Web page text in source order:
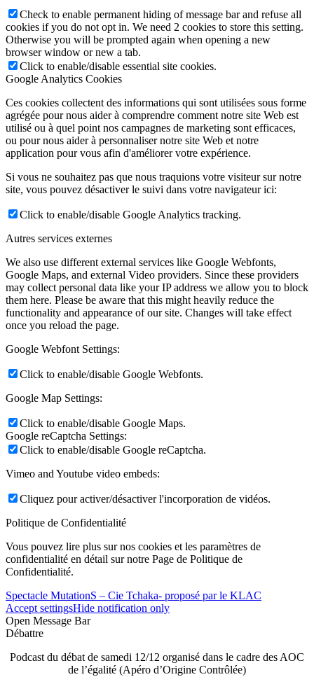
Check to enable permanent hiding of message bar and refuse all
cookies if you do not opt in. We need 2 cookies to store this setting.
Otherwise you will be prompted again when opening a new
browser window or new a tab.
Click to enable/disable essential site cookies.
Google Analytics Cookies
Ces cookies collectent des informations qui sont utilisées sous forme
agrégée pour nous aider à comprendre comment notre site Web est
utilisé ou à quel point nos campagnes de marketing sont efficaces,
ou pour nous aider à personnaliser notre site Web et notre
application pour vous afin d'améliorer votre expérience.
Si vous ne souhaitez pas que nous traquions votre visiteur sur notre
site, vous pouvez désactiver le suivi dans votre navigateur ici:
Click to enable/disable Google Analytics tracking.
Autres services externes
We also use different external services like Google Webfonts,
Google Maps, and external Video providers. Since these providers
may collect personal data like your IP address we allow you to block
them here. Please be aware that this might heavily reduce the
functionality and appearance of our site. Changes will take effect
once you reload the page.
Google Webfont Settings:
Click to enable/disable Google Webfonts.
Google Map Settings:
Click to enable/disable Google Maps.
Google reCaptcha Settings:
Click to enable/disable Google reCaptcha.
Vimeo and Youtube video embeds:
Cliquez pour activer/désactiver l'incorporation de vidéos.
Politique de Confidentialité
Vous pouvez lire plus sur nos cookies et les paramètres de
confidentialité en détail sur notre Page de Politique de
Confidentialité.
Spectacle MutationS – Cie Tchaka- proposé par le KLAC
Accept settingsHide notification only
Open Message Bar
Débattre
Podcast du débat de samedi 12/12 organisé dans le cadre des AOC
de l’égalité (Apéro d’Origine Contrôlée)